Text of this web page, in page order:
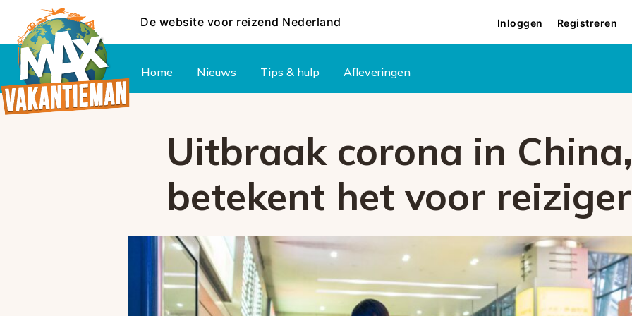
De website voor reizend Nederland Inloggen Registreren
Home Nieuws Tips & hulp Afleveringen
Uitbraak corona in
betekent het voor